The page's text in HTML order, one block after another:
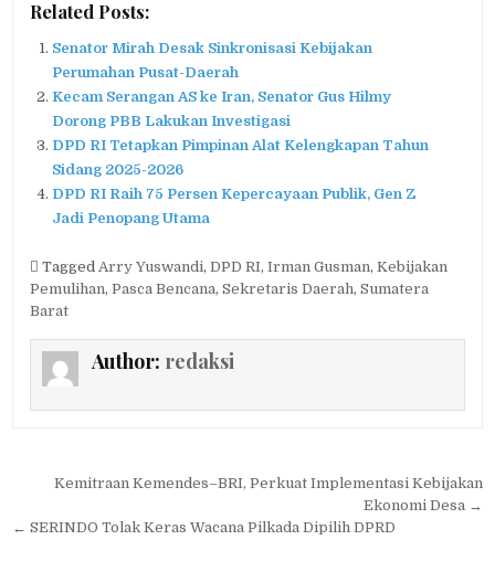
Related Posts:
Senator Mirah Desak Sinkronisasi Kebijakan
Perumahan Pusat-Daerah
Kecam Serangan AS ke Iran, Senator Gus Hilmy
Dorong PBB Lakukan Investigasi
DPD RI Tetapkan Pimpinan Alat Kelengkapan Tahun
Sidang 2025-2026
DPD RI Raih 75 Persen Kepercayaan Publik, Gen Z
Jadi Penopang Utama
Tagged Arry Yuswandi,DPD RI,Irman Gusman,Kebijakan
Pemulihan,Pasca Bencana,Sekretaris Daerah,Sumatera
Barat
Author: redaksi
Navigasi
pos
Kemitraan Kemendes–BRI, Perkuat Implementasi Kebijakan
Ekonomi Desa →
← SERINDO Tolak Keras Wacana Pilkada Dipilih DPRD